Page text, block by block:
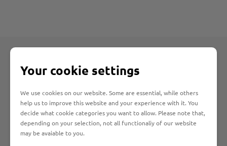
Gezielte Suche
Suche beschränken auf
Your cookie settings
We use cookies on our website. Some are essential, while others
help us to improve this website and your experience with it. You
decide what cookie categories you want to allow. Please note that,
depending on your selection, not all functionaliy of our website
may be avaiable to you.